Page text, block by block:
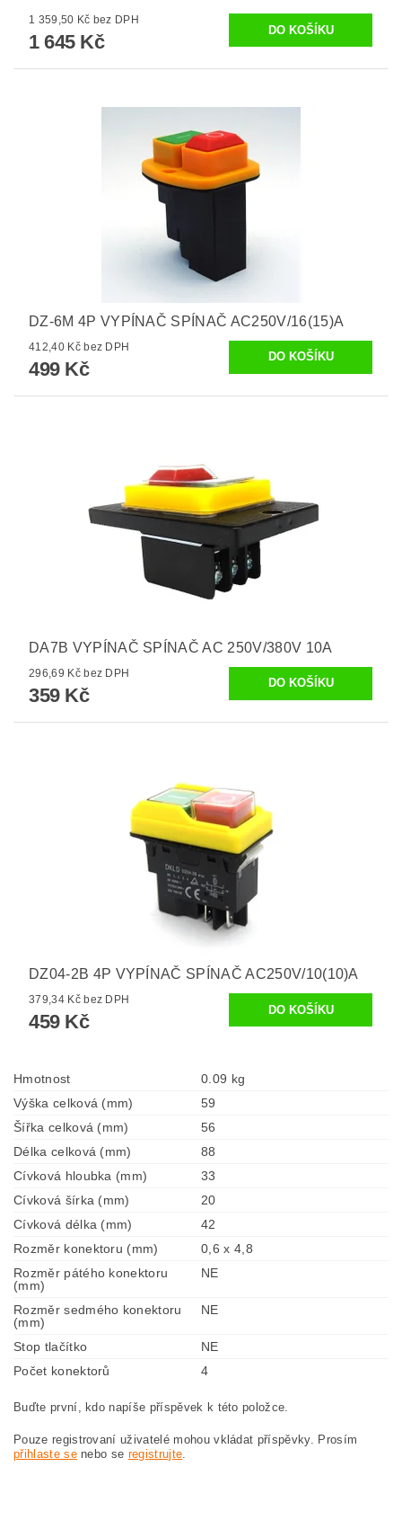
1 359,50 Kč bez DPH
1 645 Kč
DZ-6M 4P VYPÍNAČ SPÍNAČ AC250V/16(15)A
412,40 Kč bez DPH
499 Kč
DA7B VYPÍNAČ SPÍNAČ AC 250V/380V 10A
296,69 Kč bez DPH
359 Kč
DZ04-2B 4P VYPÍNAČ SPÍNAČ AC250V/10(10)A
379,34 Kč bez DPH
459 Kč
Hmotnost
0.09 kg
Výška celková (mm)
59
Šířka celková (mm)
56
Délka celková (mm)
88
Cívková hloubka (mm)
33
Cívková šírka (mm)
20
Cívková délka (mm)
42
Rozměr konektoru (mm)
0,6 x 4,8
Rozměr pátého konektoru
(mm)
NE
Rozměr sedmého konektoru
(mm)
NE
Stop tlačítko
NE
Počet konektorů
4
Buďte první, kdo napíše příspěvek k této položce.
Pouze registrovaní uživatelé mohou vkládat příspěvky. Prosím
přihlaste senebo se registrujte